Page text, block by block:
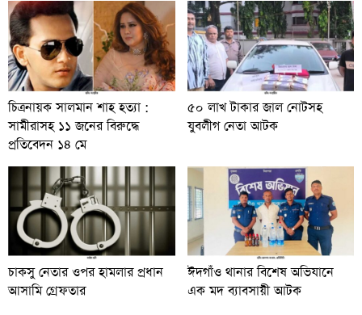
চিত্রনায়ক সালমান শাহ হত্যা :
সামীরাসহ ১১ জনের বিরুদ্ধে
প্রতিবেদন ১৪ মে
৫০ লাখ টাকার জাল নোটসহ
যুবলীগ নেতা আটক
চাকসু নেতার ওপর হামলার প্রধান
আসামি গ্রেফতার
ঈদগাঁও থানার বিশেষ অভিযানে
এক মদ ব্যাবসায়ী আটক